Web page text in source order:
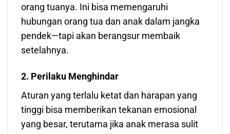
orang tuanya. Ini bisa memengaruhi
hubungan orang tua dan anak dalam jangka
pendek—tapi akan berangsur membaik
setelahnya.
2. Perilaku Menghindar
Aturan yang terlalu ketat dan harapan yang
tinggi bisa memberikan tekanan emosional
yang besar, terutama jika anak merasa sulit